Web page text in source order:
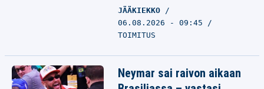
JÄÄKIEKKO
06.08.2026 - 09:45
TOIMITUS
Neymar sai raivon aikaan